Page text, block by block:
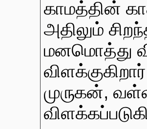
காமத்தின்
அதிலும்
மனமொத்து
முருகன்,